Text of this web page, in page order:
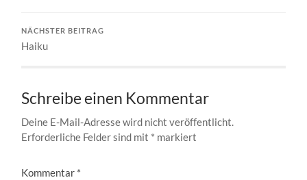
NÄCHSTER BEITRAG
Haiku
Schreibe einen Kommentar
Deine E-Mail-Adresse wird nicht veröffentlicht.
Erforderliche Felder sind mit * markiert
Kommentar *